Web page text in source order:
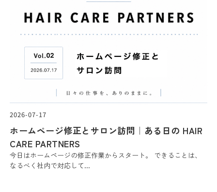
2026-07-17
ホームページ修正とサロン訪問｜ある日の HAIR
CARE PARTNERS
今日はホームページの修正作業からスタート。 できることは、
なるべく社内で対応して...